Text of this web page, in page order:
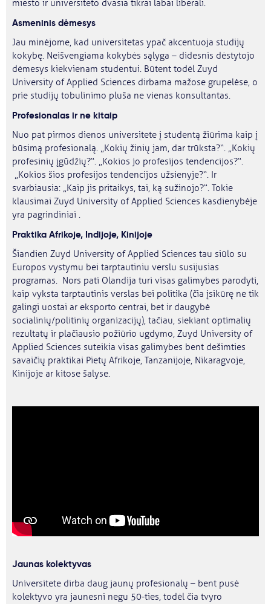
miesto ir universiteto dvasia tikrai labai liberali.
Asmeninis dėmesys
Jau minėjome, kad universitetas ypač akcentuoja studijų
kokybę. Neišvengiama kokybės sąlyga – didesnis dėstytojo
dėmesys kiekvienam studentui. Būtent todėl Zuyd
University of Applied Sciences dirbama mažose grupelėse, o
prie studijų tobulinimo pluša ne vienas konsultantas.
Profesionalas ir ne kitaip
Nuo pat pirmos dienos universitete į studentą žiūrima kaip į
būsimą profesionalą. „Kokių žinių jam, dar trūksta?“. „Kokių
profesinių įgūdžių?“. „Kokios jo profesijos tendencijos?“.
„Kokios šios profesijos tendencijos užsienyje?“. Ir
svarbiausia: „Kaip jis pritaikys, tai, ką sužinojo?“. Tokie
klausimai Zuyd University of Applied Sciences kasdienybėje
yra pagrindiniai .
Praktika Afrikoje, Indijoje, Kinijoje
Šiandien Zuyd University of Applied Sciences tau siūlo su
Europos vystymu bei tarptautiniu verslu susijusias
programas. Nors pati Olandija turi visas galimybes parodyti,
kaip vyksta tarptautinis verslas bei politika (čia įsikūrę ne tik
galingi uostai ar eksporto centrai, bet ir daugybė
socialinių/politinių organizacijų), tačiau, siekiant optimalių
rezultatų ir plačiausio požiūrio ugdymo, Zuyd University of
Applied Sciences suteikia visas galimybes bent dešimties
savaičių praktikai Pietų Afrikoje, Tanzanijoje, Nikaragvoje,
Kinijoje ar kitose šalyse.
Jaunas kolektyvas
Universitete dirba daug jaunų profesionalų – bent pusė
kolektyvo yra jaunesni negu 50-ties, todėl čia tvyro